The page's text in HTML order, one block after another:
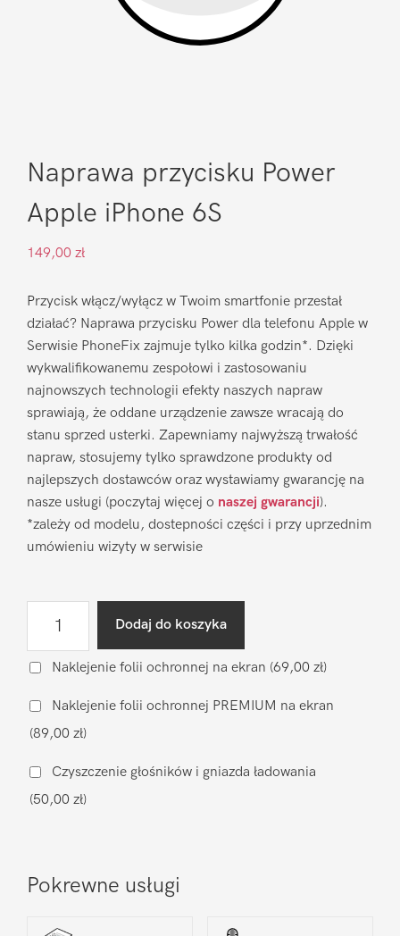
Naprawa przycisku Power
Apple iPhone 6S
149,00 zł
Przycisk włącz/wyłącz w Twoim smartfonie przestał
działać? Naprawa przycisku Power dla telefonu Apple w
Serwisie PhoneFix zajmuje tylko kilka godzin*. Dzięki
wykwalifikowanemu zespołowi i zastosowaniu
najnowszych technologii efekty naszych napraw
sprawiają, że oddane urządzenie zawsze wracają do
stanu sprzed usterki. Zapewniamy najwyższą trwałość
napraw, stosujemy tylko sprawdzone produkty od
najlepszych dostawców oraz wystawiamy gwarancję na
nasze usługi (poczytaj więcej o naszej gwarancji).
*zależy od modelu, dostepności części i przy uprzednim
umówieniu wizyty w serwisie
przycisku
Apple
iPhone
6S
Dodaj do koszyka
Naklejenie folii ochronnej na ekran (69,00 zł)
Naklejenie folii ochronnej PREMIUM na ekran
(89,00 zł)
Czyszczenie głośników i gniazda ładowania
(50,00 zł)
Pokrewne usługi